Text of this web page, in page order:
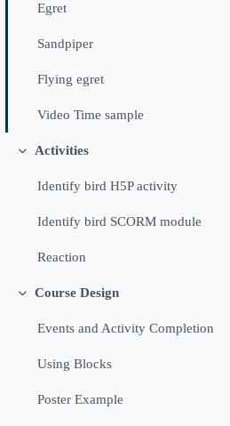
Egret
Sandpiper
Flying egret
Video Time sample
Minimalizuj
Activities
Identify bird H5P activity
Identify bird SCORM module
Reaction
Minimalizuj
Course Design
Events and Activity Completion
Using Blocks
Poster Example